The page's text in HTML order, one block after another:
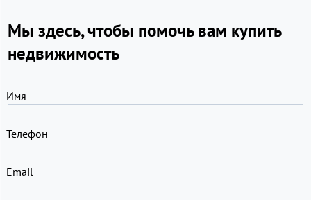
Мы здесь, чтобы помочь вам купить
недвижимость
Имя
Телефон
Email